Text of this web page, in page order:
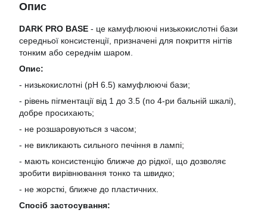
Опис
DARK PRO BASE - це камуфлюючі низькокислотні бази
середньої консистенції, призначені для покриття нігтів
тонким або середнім шаром.
Опис:
- низькокислотні (pH 6.5) камуфлюючі бази;
- рівень пігментації від 1 до 3.5 (по 4-ри бальній шкалі),
добре просихають;
- не розшаровуються з часом;
- не викликають сильного печіння в лампі;
- мають консистенцію ближче до рідкої, що дозволяє
зробити вирівнювання тонко та швидко;
- не жорсткі, ближче до пластичних.
Спосіб застосування: